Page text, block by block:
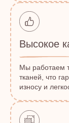
Высокое
Мы работаем
тканей, что
износу и